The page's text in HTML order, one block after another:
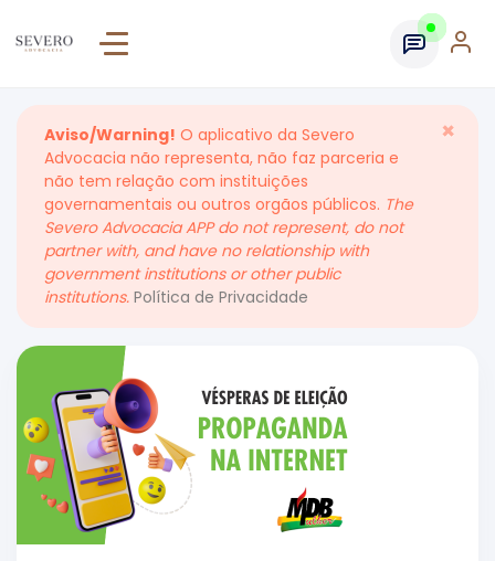
Aviso/Warning! O aplicativo da Severo
Advocacia não representa, não faz parceria e
não tem relação com instituições
governamentais ou outros orgãos públicos. The
Severo Advocacia APP do not represent, do not
partner with, and have no relationship with
government institutions or other public
institutions. Política de Privacidade
×